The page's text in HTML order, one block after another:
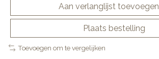
Aan verlanglijst toevoegen
Plaats bestelling
Toevoegen om te vergelijken